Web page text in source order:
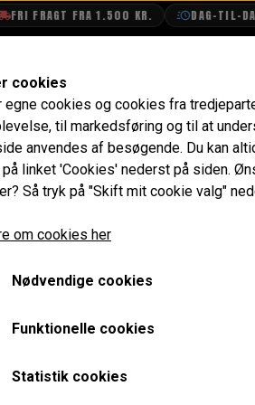
FRAGT FRA 1.500 KR. DAG-TIL-DAG
SKABELON
sit heritage-certifikat i en
magic wand gearskifte,
komplet Cooper S
kilometer.
cookies
egne cookies og cookies fra
til markedsføring og til at
anvendes af besøgende. Du kan
linket 'Cookies' nederst på siden.
Så tryk på "Skift mit cookie valg"
om cookies her
Nødvendige cookies
Funktionelle cookies
Statistik cookies